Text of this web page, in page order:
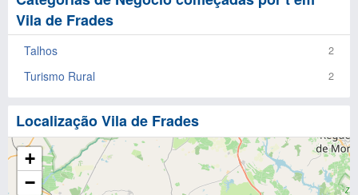
Vila de Frades
Talhos 2
Turismo Rural 2
Localização Vila de Frades
+
−